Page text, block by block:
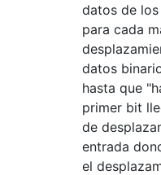
datos de
para cada
datos
hasta que
primer bit
de
entrada
el